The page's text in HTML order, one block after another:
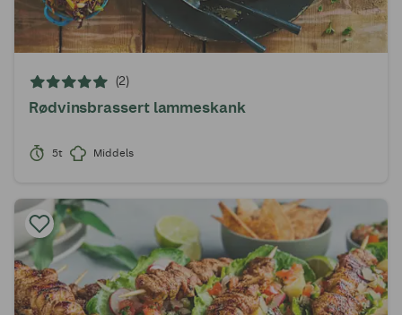
(2)
Rødvinsbrassert lammeskank
5t Middels